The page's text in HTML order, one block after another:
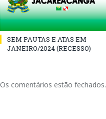
SEM PAUTAS E ATAS EM
JANEIRO/2024 (RECESSO)
Os comentários estão fechados.